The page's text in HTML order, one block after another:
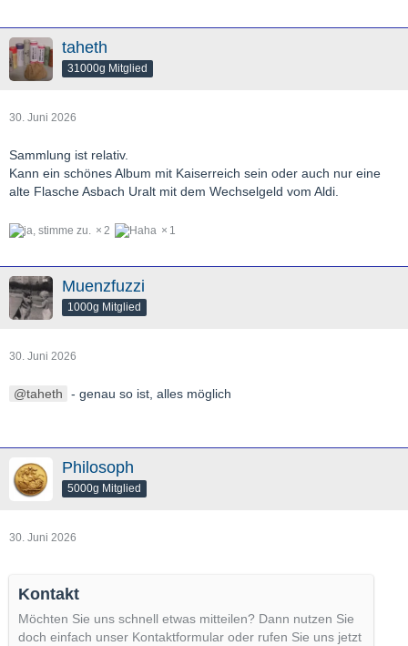
taheth
31000g Mitglied
30. Juni 2026
Sammlung ist relativ.
Kann ein schönes Album mit Kaiserreich sein oder auch nur eine
alte Flasche Asbach Uralt mit dem Wechselgeld vom Aldi.
2 1
Muenzfuzzi
1000g Mitglied
30. Juni 2026
taheth - genau so ist, alles möglich
Philosoph
5000g Mitglied
30. Juni 2026
Kontakt
Möchten Sie uns schnell etwas mitteilen? Dann nutzen Sie
doch einfach unser Kontaktformular oder rufen Sie uns jetzt